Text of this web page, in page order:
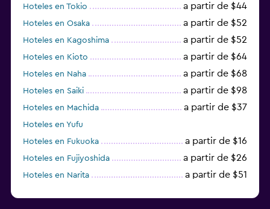
Hoteles en Tokio a partir de $44
Hoteles en Osaka a partir de $52
Hoteles en Kagoshima a partir de $52
Hoteles en Kioto a partir de $64
Hoteles en Naha a partir de $68
Hoteles en Saiki a partir de $98
Hoteles en Machida a partir de $37
Hoteles en Yufu
Hoteles en Fukuoka
a partir de $16
Hoteles en Fujiyoshida a partir de $26
Hoteles en Narita a partir de $51